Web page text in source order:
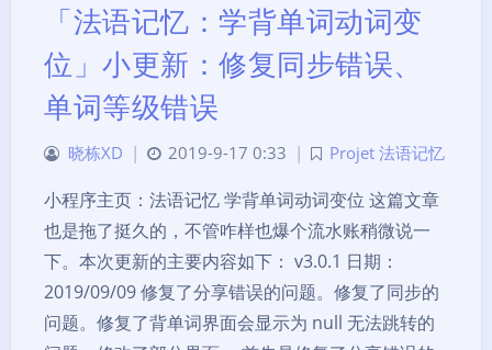
「法语记忆：学背单词动词变
位」小更新：修复同步错误、
单词等级错误
晓栋XD | 2019-9-17 0:33 | Projet 法语记忆
小程序主页：法语记忆 学背单词动词变位 这篇文章
也是拖了挺久的，不管咋样也爆个流水账稍微说一
下。本次更新的主要内容如下： v3.0.1 日期：
2019/09/09 修复了分享错误的问题。修复了同步的
问题。修复了背单词界面会显示为 null 无法跳转的